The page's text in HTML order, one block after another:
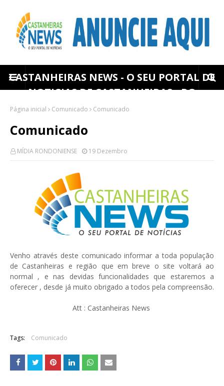
CASTANHEIRAS NEWS - O SEU PORTAL DE
NOTICIAS DE CASTANHEIRAS - RO
Página inicial Comunicado Comunicado
Comunicado
MÍDIA RONDONIENSE 19 Dezembro
Venho através deste comunicado informar a toda população
de Castanheiras e região que em breve o site voltará ao
normal , e nas devidas funcionalidades que estaremos a
oferecer , desde já muito obrigado a todos pela compreensão.
Att : Castanheiras News
Tags: Comunicado